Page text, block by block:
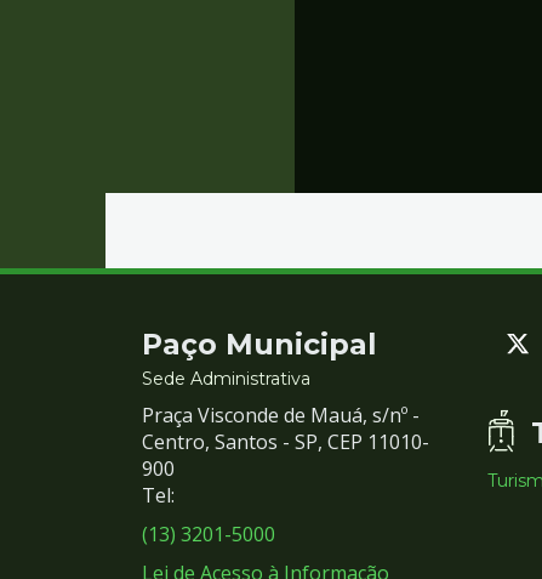
Contato
e
Redes
Sociais
Paço Municipal
Sede Administrativa
Praça Visconde de Mauá, s/nº -
Centro, Santos - SP, CEP 11010-
900
Tel:
(13) 3201-5000
Lei de Acesso à Informação